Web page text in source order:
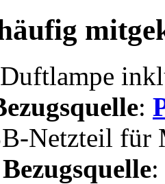
:
Netzteil für
Bezugsquelle: